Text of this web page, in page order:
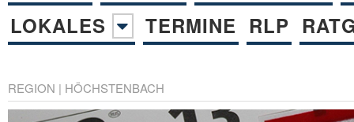
LOKALES
TERMINE RLP
REGION | HÖCHSTENBACH